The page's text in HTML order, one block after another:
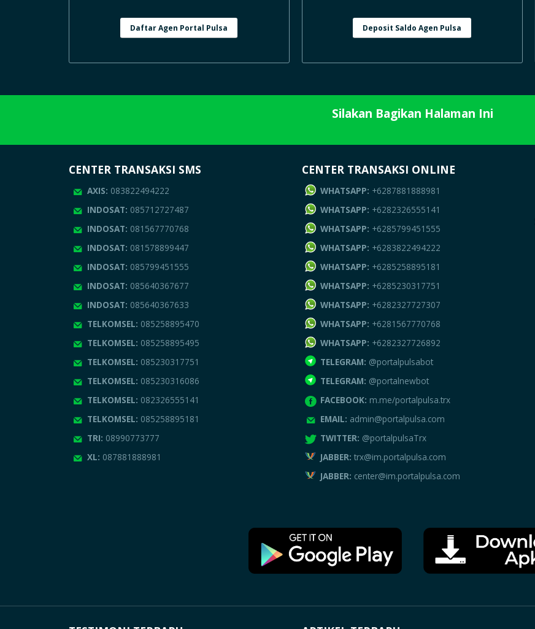
Daftar Agen Portal Pulsa Deposit Saldo Agen Pulsa
Silakan Bagikan Halaman Ini
CENTER TRANSAKSI SMS
AXIS: 083822494222
INDOSAT: 085712727487
INDOSAT: 081567770768
INDOSAT: 081578899447
INDOSAT: 085799451555
INDOSAT: 085640367677
INDOSAT: 085640367633
TELKOMSEL: 085258895470
TELKOMSEL: 085258895495
TELKOMSEL: 085230317751
TELKOMSEL: 085230316086
TELKOMSEL: 082326555141
TELKOMSEL: 085258895181
TRI: 08990773777
XL: 087881888981
CENTER TRANSAKSI ONLINE
WHATSAPP: +6287881888981
WHATSAPP: +6282326555141
WHATSAPP: +6285799451555
WHATSAPP: +6283822494222
WHATSAPP: +6285258895181
WHATSAPP: +6285230317751
WHATSAPP: +6282327727307
WHATSAPP: +6281567770768
WHATSAPP: +6282327726892
TELEGRAM: @portalpulsabot
TELEGRAM: @portalnewbot
FACEBOOK: m.me/portalpulsa.trx
EMAIL: admin@portalpulsa.com
TWITTER: @portalpulsaTrx
JABBER: trx@im.portalpulsa.com
JABBER: center@im.portalpulsa.com